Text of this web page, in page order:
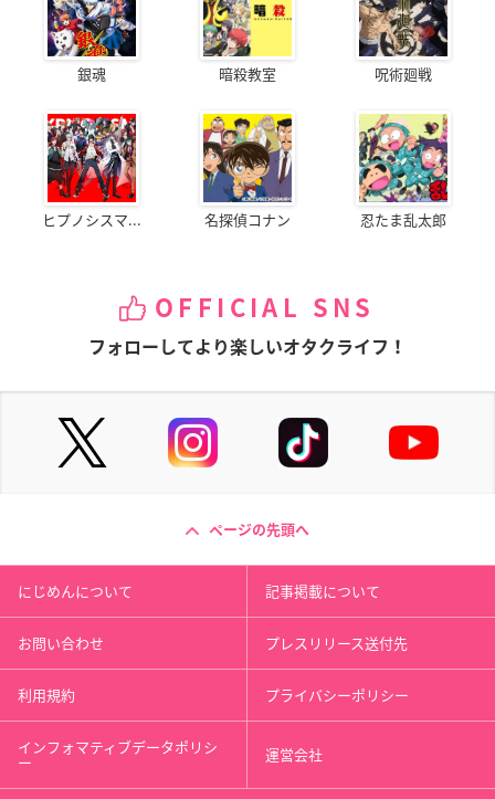
銀魂 暗殺教室 呪術廻戦
ヒプノシスマ... 名探偵コナン 忍たま乱太郎
OFFICIAL SNS
フォローしてより楽しいオタクライフ！
ページの先頭へ
にじめんについて 記事掲載について
お問い合わせ プレスリリース送付先
利用規約 プライバシーポリシー
インフォマティブデータポリシ
ー 運営会社